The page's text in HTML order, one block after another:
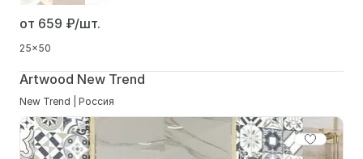
от 659 ₽/шт.
25x50
Artwood New Trend
New Trend | Россия